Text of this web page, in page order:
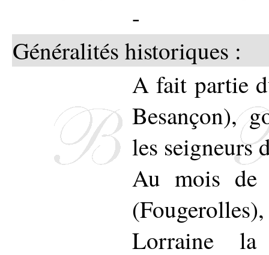
-
Généralités historiques :
A fait partie
Besançon),
les seigneurs
Au mois de
Lorraine